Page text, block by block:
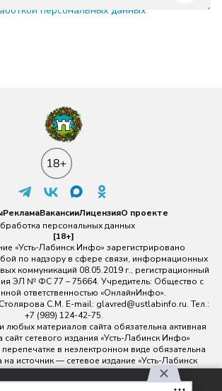
персональных данных
РекламаВакансииЛицензияО проекте
персональных данных
[18+]
«Усть-Лабинск Инфо» зарегистрировано
по надзору в сфере связи, информационных
коммуникаций 08.05.2019 г., регистрационный
ЭЛ № ФС 77 – 75664. Учредитель: Общество с
ответственностью «ОнлайнИнфо».
С.М. E-mail: glavred@ustlabinfo.ru. Тел.:
+7 (989) 124-42-75.
любых материалов сайта обязательна активная
сайт сетевого издания «Усть-Лабинск Инфо»
в неэлектронном виде обязательна
на источник — сетевое издание «Усть-Лабинск
инфо».
фото- и видеоматериалов без письменного